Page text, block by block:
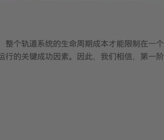
个轨道系统的生命周期成本才能限制在一个
的关键成功因素。因此，我们相信，第一阶